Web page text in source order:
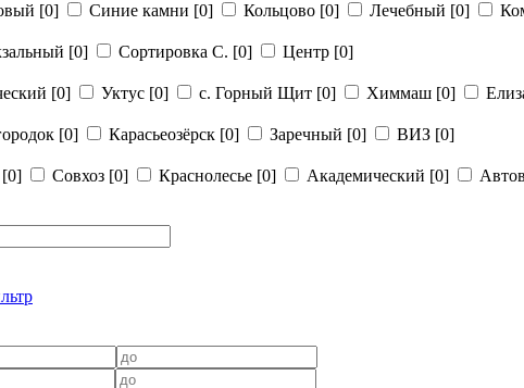
[0] Синие камни [0] Кольцово [0] Лечебный [0]
[0] Сортировка С. [0] Центр [0]
[0] Уктус [0] с. Горный Щит [0] Химмаш [0]
[0] Карасьеозёрск [0] Заречный [0] ВИЗ [0]
[0] Совхоз [0] Краснолесье [0] Академический [0]